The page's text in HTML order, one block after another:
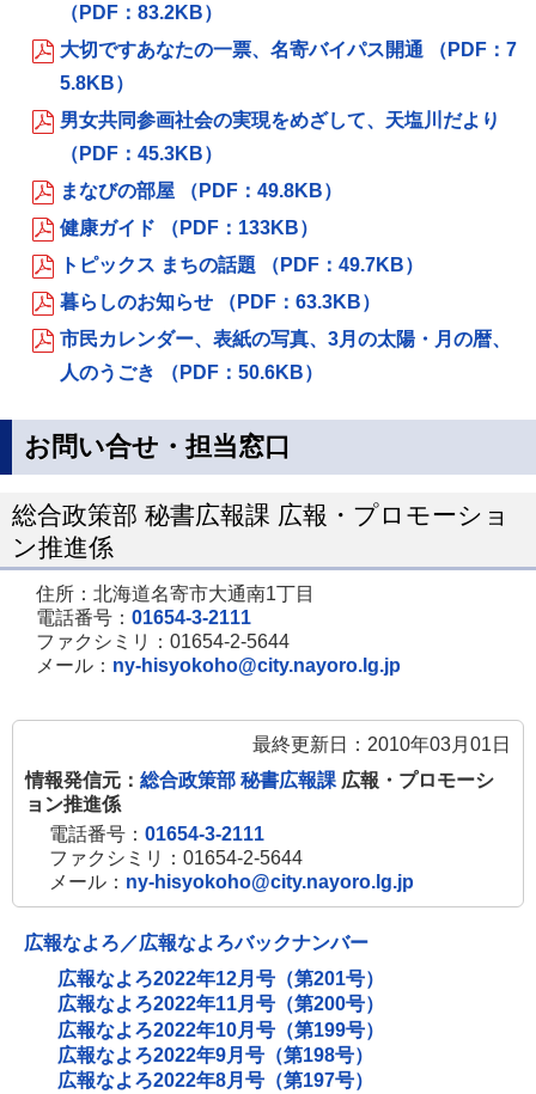
（PDF：83.2KB）
大切ですあなたの一票、名寄バイパス開通 （PDF：7
5.8KB）
男女共同参画社会の実現をめざして、天塩川だより
（PDF：45.3KB）
まなびの部屋 （PDF：49.8KB）
健康ガイド （PDF：133KB）
トピックス まちの話題 （PDF：49.7KB）
暮らしのお知らせ （PDF：63.3KB）
市民カレンダー、表紙の写真、3月の太陽・月の暦、
人のうごき （PDF：50.6KB）
お問い合せ・担当窓口
総合政策部 秘書広報課 広報・プロモーショ
ン推進係
住所：北海道名寄市大通南1丁目
電話番号： 01654-3-2111
ファクシミリ：01654-2-5644
メール： ny-hisyokoho@city.nayoro.lg.jp
最終更新日：2010年03月01日
情報発信元： 総合政策部 秘書広報課 広報・プロモーシ
ョン推進係
電話番号： 01654-3-2111
ファクシミリ：01654-2-5644
メール： ny-hisyokoho@city.nayoro.lg.jp
広報なよろ／広報なよろバックナンバー
広報なよろ2022年12月号（第201号）
広報なよろ2022年11月号（第200号）
広報なよろ2022年10月号（第199号）
広報なよろ2022年9月号（第198号）
広報なよろ2022年8月号（第197号）